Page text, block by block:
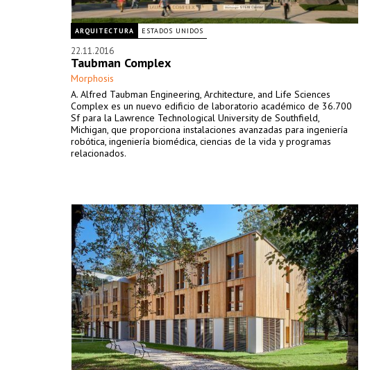
ARQUITECTURA ESTADOS UNIDOS
22.11.2016
Taubman Complex
Morphosis
A. Alfred Taubman Engineering, Architecture, and Life Sciences
Complex es un nuevo edificio de laboratorio académico de 36.700
Sf para la Lawrence Technological University de Southfield,
Michigan, que proporciona instalaciones avanzadas para ingeniería
robótica, ingeniería biomédica, ciencias de la vida y programas
relacionados.